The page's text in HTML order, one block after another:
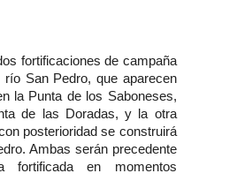
fortificaciones de campaña
San Pedro, que aparecen
la Punta de los Saboneses,
de las Doradas, y la otra
posterioridad se construirá
Ambas serán precedente
fortificada en momentos